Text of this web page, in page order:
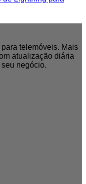
telemóveis. Mais
atualização diária
negócio.